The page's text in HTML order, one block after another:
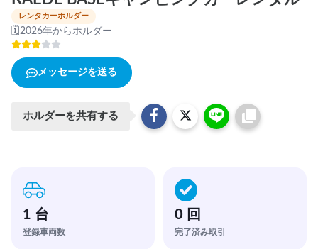
レンタカーホルダー
🗓2026年からホルダー
メッセージを送る
ホルダーを共有する
1 台
登録車両数
0 回
完了済み取引